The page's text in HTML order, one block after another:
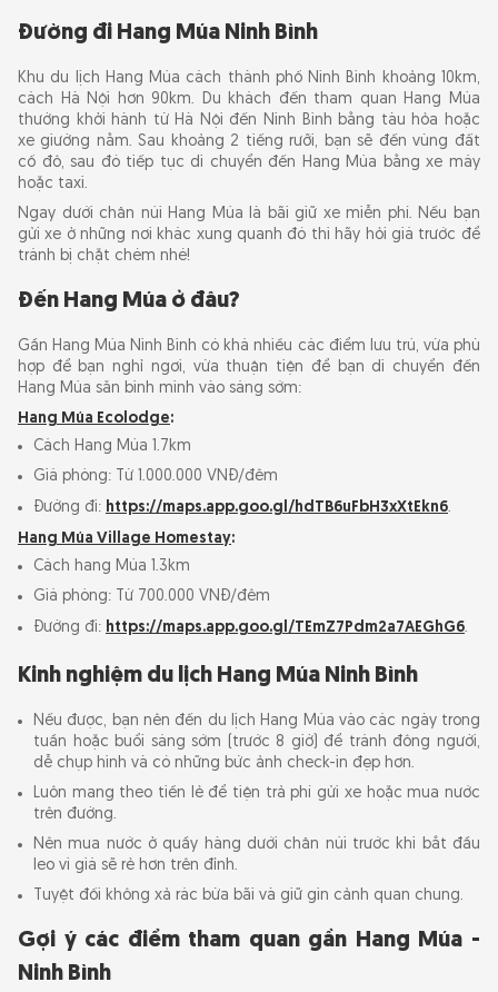
Đường đi Hang Múa Ninh Bình
Khu du lịch Hang Múa cách thành phố Ninh Bình khoảng 10km,
cách Hà Nội hơn 90km. Du khách đến tham quan Hang Múa
thường khởi hành từ Hà Nội đến Ninh Bình bằng tàu hỏa hoặc
xe giường nằm. Sau khoảng 2 tiếng rưỡi, bạn sẽ đến vùng đất
cố đô, sau đó tiếp tục di chuyển đến Hang Múa bằng xe máy
hoặc taxi.
Ngay dưới chân núi Hang Múa là bãi giữ xe miễn phí. Nếu bạn
gửi xe ở những nơi khác xung quanh đó thì hãy hỏi giá trước để
tránh bị chặt chém nhé!
Đến Hang Múa ở đâu?
Gần Hang Múa Ninh Bình có khá nhiều các điểm lưu trú, vừa phù
hợp để bạn nghỉ ngơi, vừa thuận tiện để bạn di chuyển đến
Hang Múa săn bình minh vào sáng sớm:
Hang Múa Ecolodge:
Cách Hang Múa 1.7km
Giá phòng: Từ 1.000.000 VNĐ/đêm
Đường đi: https://maps.app.goo.gl/hdTB6uFbH3xXtEkn6.
Hang Múa Village Homestay:
Cách hang Múa 1.3km
Giá phòng: Từ 700.000 VNĐ/đêm
Đường đi: https://maps.app.goo.gl/TEmZ7Pdm2a7AEGhG6.
Kinh nghiệm du lịch Hang Múa Ninh Bình
Nếu được, bạn nên đến du lịch Hang Múa vào các ngày trong
tuần hoặc buổi sáng sớm (trước 8 giờ) để tránh đông người,
dễ chụp hình và có những bức ảnh check-in đẹp hơn.
Luôn mang theo tiền lẻ để tiện trả phí gửi xe hoặc mua nước
trên đường.
Nên mua nước ở quầy hàng dưới chân núi trước khi bắt đầu
leo vì giá sẽ rẻ hơn trên đỉnh.
Tuyệt đối không xả rác bừa bãi và giữ gìn cảnh quan chung.
Gợi ý các điểm tham quan gần Hang Múa -
Ninh Bình